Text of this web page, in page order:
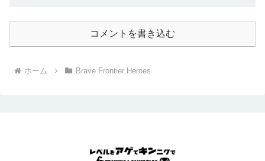
コメントを書き込む
ホーム Brave Frontier Heroes